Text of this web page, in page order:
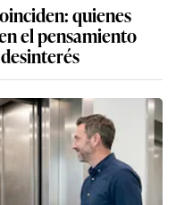
quienes
el pensamiento